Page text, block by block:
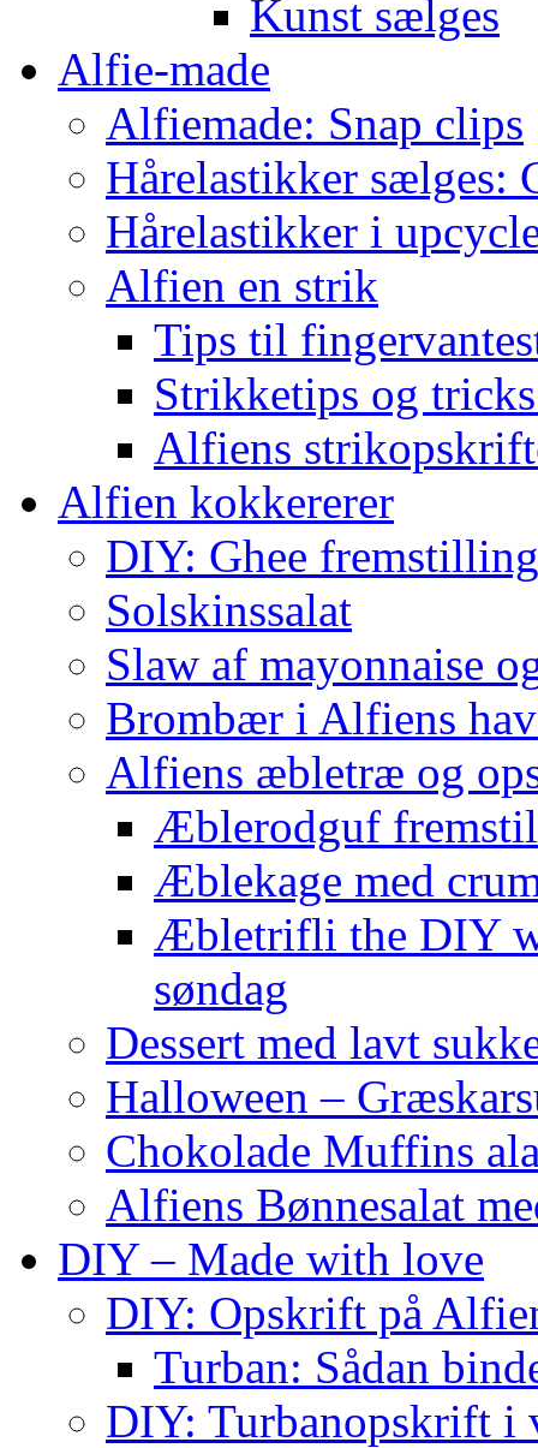
Kunst sælges
Alfie-made
Alfiemade: Snap clips
Hårelastikker sælges:
Hårelastikker i
Alfien en strik
Tips til
Strikketips og
Alfiens
Alfien kokkererer
DIY: Ghee
Solskinssalat
Slaw af mayonnaise
Brombær i Alfiens
Alfiens æbletræ og
Æblerodguf
Æblekage med
Æbletrifli the DIY
søndag
Dessert med lavt
Halloween –
Chokolade Muffins
Alfiens Bønnesalat
DIY – Made with love
DIY: Opskrift på
Turban: Sådan
DIY: Turbanopskrift i